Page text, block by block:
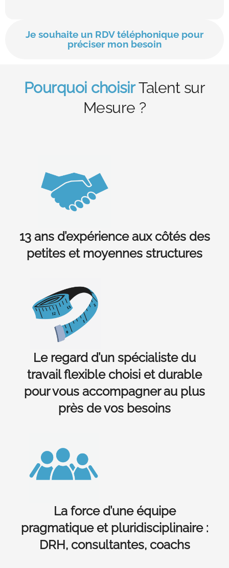
Je souhaite un RDV téléphonique pour
préciser mon besoin
Pourquoi choisirTalent sur
Mesure ?
13 ans d’expérience aux côtés des
petites et moyennes structures
Le regard d’un spécialiste du
travail flexible choisi et durable
pour vous accompagner au plus
près de vos besoins
La force d’une équipe
pragmatique et pluridisciplinaire :
DRH, consultantes, coachs